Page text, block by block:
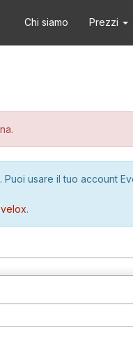
Chi siamo Prezzi
usare il tuo account
.